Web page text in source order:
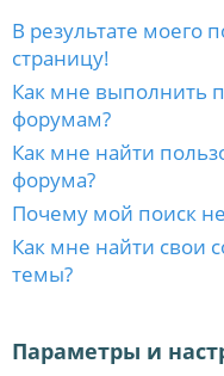
В результате моего
страницу!
Как мне выполнить
форумам?
Как мне найти
форума?
Почему мой поиск не
Как мне найти свои
темы?
Параметры и